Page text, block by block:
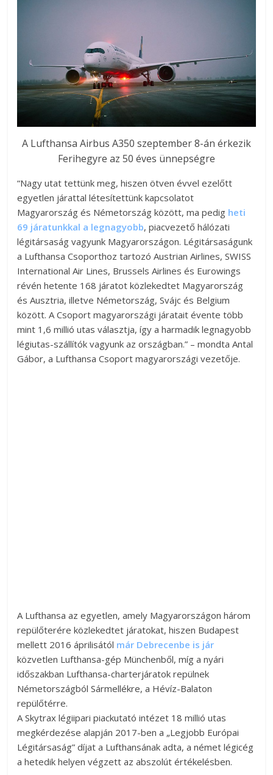
A Lufthansa Airbus A350 szeptember 8-án érkezik
Ferihegyre az 50 éves ünnepségre
“Nagy utat tettünk meg, hiszen ötven évvel ezelőtt
egyetlen járattal létesítettünk kapcsolatot
Magyarország és Németország között, ma pedig heti
69 járatunkkal a legnagyobb, piacvezető hálózati
légitársaság vagyunk Magyarországon. Légitársaságunk
a Lufthansa Csoporthoz tartozó Austrian Airlines, SWISS
International Air Lines, Brussels Airlines és Eurowings
révén hetente 168 járatot közlekedtet Magyarország
és Ausztria, illetve Németország, Svájc és Belgium
között. A Csoport magyarországi járatait évente több
mint 1,6 millió utas választja, így a harmadik legnagyobb
légiutas-szállítók vagyunk az országban.” – mondta Antal
Gábor, a Lufthansa Csoport magyarországi vezetője.
A Lufthansa az egyetlen, amely Magyarországon három
repülőterére közlekedtet járatokat, hiszen Budapest
mellett 2016 áprilisától már Debrecenbe is jár
közvetlen Lufthansa-gép Münchenből, míg a nyári
időszakban Lufthansa-charterjáratok repülnek
Németországból Sármellékre, a Hévíz-Balaton
repülőtérre.
A Skytrax légiipari piackutató intézet 18 millió utas
megkérdezése alapján 2017-ben a „Legjobb Európai
Légitársaság” díjat a Lufthansának adta, a német légicég
a hetedik helyen végzett az abszolút értékelésben.